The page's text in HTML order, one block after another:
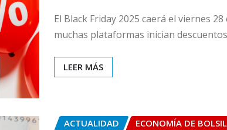
El Black Friday 2025 caerá el viernes
muchas plataformas inician
LEER MÁS
ACTUALIDAD ECONOMÍA DE